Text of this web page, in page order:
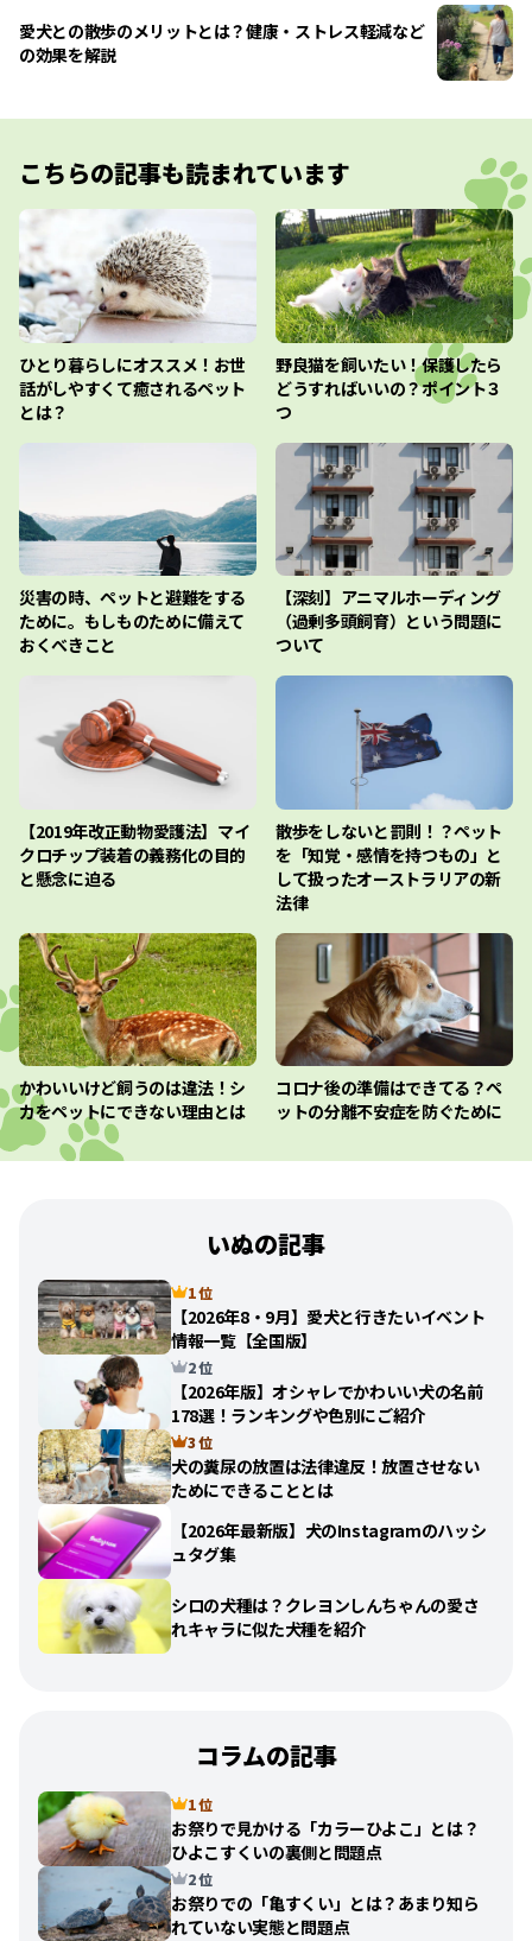
愛犬との散歩のメリットとは？健康・ストレス軽減など
の効果を解説
こちらの記事も読まれています
ひとり暮らしにオススメ！お世
話がしやすくて癒されるペット
とは？
野良猫を飼いたい！保護したら
どうすればいいの？ポイント３
つ
災害の時、ペットと避難をする
ために。もしものために備えて
おくべきこと
【深刻】アニマルホーディング
（過剰多頭飼育）という問題に
ついて
【2019年改正動物愛護法】マイ
クロチップ装着の義務化の目的
と懸念に迫る
散歩をしないと罰則！？ペット
を「知覚・感情を持つもの」と
して扱ったオーストラリアの新
法律
かわいいけど飼うのは違法！シ
カをペットにできない理由とは
コロナ後の準備はできてる？ペ
ットの分離不安症を防ぐために
いぬの記事
1 位
【2026年8・9月】愛犬と行きたいイベント
情報一覧【全国版】
2 位
【2026年版】オシャレでかわいい犬の名前
178選！ランキングや色別にご紹介
3 位
犬の糞尿の放置は法律違反！放置させない
ためにできることとは
【2026年最新版】犬のInstagramのハッシ
ュタグ集
シロの犬種は？クレヨンしんちゃんの愛さ
れキャラに似た犬種を紹介
コラムの記事
1 位
お祭りで見かける「カラーひよこ」とは？
ひよこすくいの裏側と問題点
2 位
お祭りでの「亀すくい」とは？あまり知ら
れていない実態と問題点